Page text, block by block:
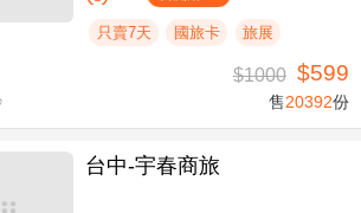
只賣7天 國旅卡 旅展
$1000 $599
售20392份
台中-宇春商旅